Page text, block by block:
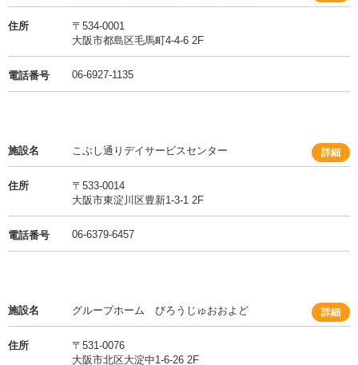
住所
〒534-0001
大阪市都島区毛馬町4-4-6 2F
電話番号 06-6927-1135
施設名 こぶし通りデイサービスセンター 詳細
住所
〒533-0014
大阪市東淀川区豊新1-3-1 2F
電話番号 06-6379-6457
施設名 グループホーム びろうじゅおおよど 詳細
住所
〒531-0076
大阪市北区大淀中1-6-26 2F